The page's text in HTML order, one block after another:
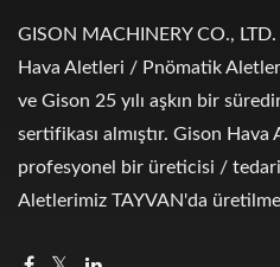
GISON MACHINERY CO., LTD.
Hava Aletleri / Pnömatik
ve Gison 25 yılı aşkın bir
sertifikası almıştır. Gison
profesyonel bir üreticisi /
Aletlerimiz TAYVAN'da